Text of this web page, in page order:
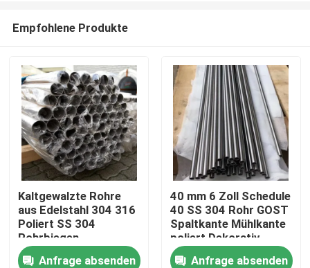
Empfohlene Produkte
Kaltgewalzte Rohre
aus Edelstahl 304 316
Poliert SS 304
Rohrbiegen
Schweißverarbeitung
Anfrage absenden
40 mm 6 Zoll Schedule
40 SS 304 Rohr GOST
Spaltkante Mühlkante
poliert Dekorativ
Anfrage absenden